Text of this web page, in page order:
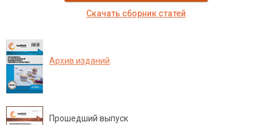
Скачать сборник статей
Архив изданий
Прошедший выпуск